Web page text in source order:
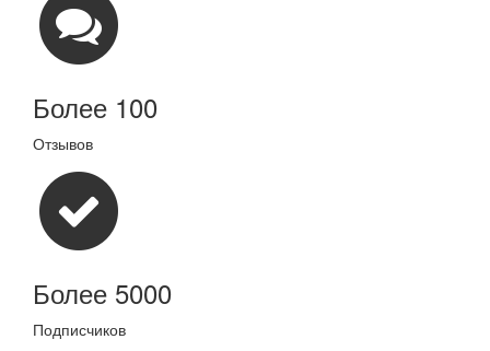
Более 100
Отзывов
Более 5000
Подписчиков